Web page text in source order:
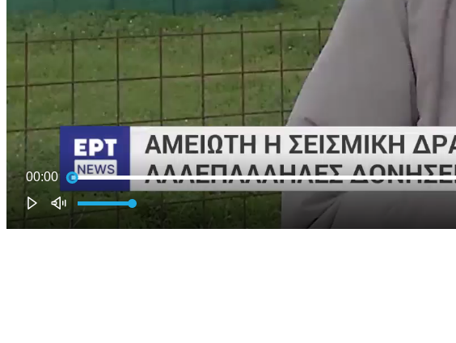
00:00